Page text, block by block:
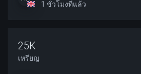
1 ชั่วโมงที่แล้ว
25K
เหรียญ